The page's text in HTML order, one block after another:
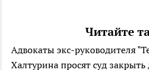
Читайте
Адвокаты экс-руководителя
Халтурина просят суд закрыть